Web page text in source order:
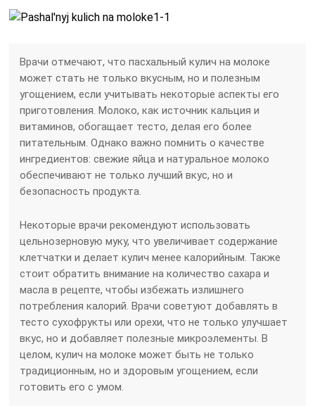
Врачи отмечают, что пасхальный кулич на молоке
может стать не только вкусным, но и полезным
угощением, если учитывать некоторые аспекты его
приготовления. Молоко, как источник кальция и
витаминов, обогащает тесто, делая его более
питательным. Однако важно помнить о качестве
ингредиентов: свежие яйца и натуральное молоко
обеспечивают не только лучший вкус, но и
безопасность продукта.
Некоторые врачи рекомендуют использовать
цельнозерновую муку, что увеличивает содержание
клетчатки и делает кулич менее калорийным. Также
стоит обратить внимание на количество сахара и
масла в рецепте, чтобы избежать излишнего
потребления калорий. Врачи советуют добавлять в
тесто сухофрукты или орехи, что не только улучшает
вкус, но и добавляет полезные микроэлементы. В
целом, кулич на молоке может быть не только
традиционным, но и здоровым угощением, если
готовить его с умом.